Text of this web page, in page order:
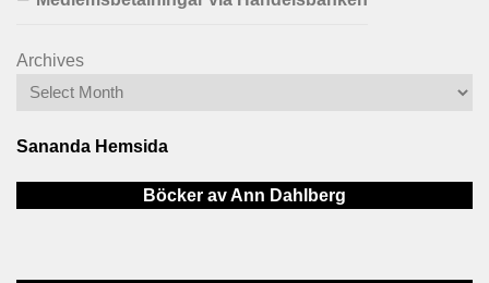
Archives
Sananda Hemsida
Böcker av Ann Dahlberg